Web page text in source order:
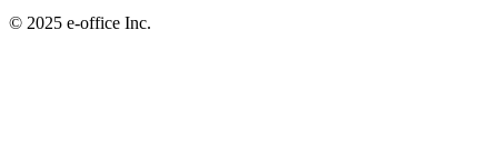
©︎ 2025 e-office Inc.